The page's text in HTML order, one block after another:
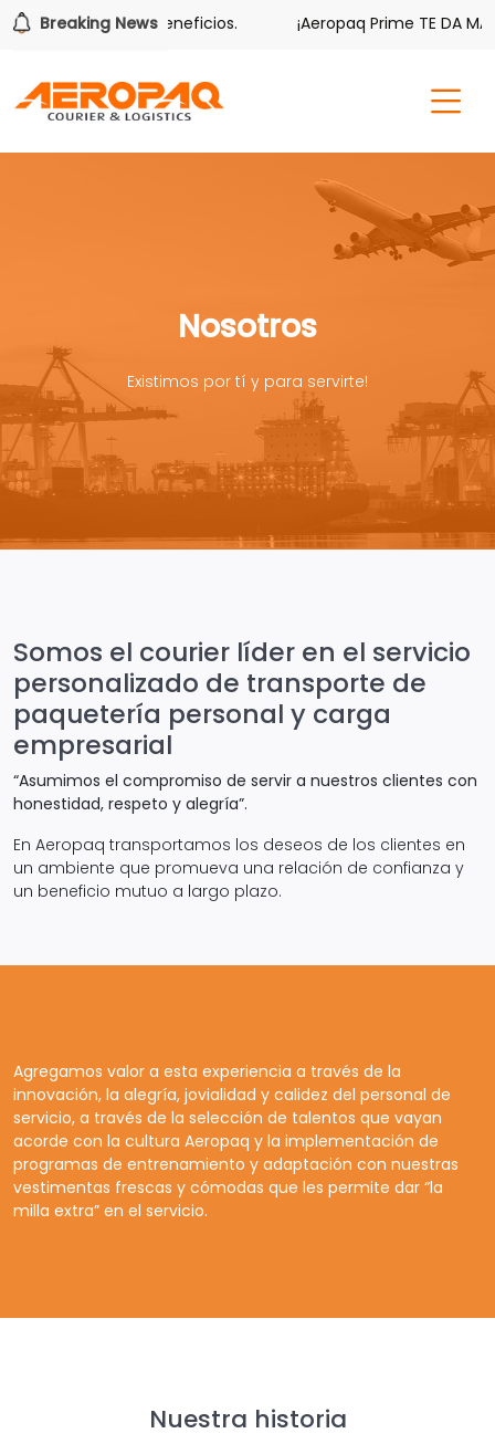
Breaking News
tiene sus beneficios. ¡Aeropaq Prime TE DA MÁS!
Nosotros
Existimos por tí y para servirte!
Somos el courier líder en el servicio
personalizado de transporte de
paquetería personal y carga
empresarial
“Asumimos el compromiso de servir a nuestros clientes con
honestidad, respeto y alegría”.
En Aeropaq transportamos los deseos de los clientes en
un ambiente que promueva una relación de confianza y
un beneficio mutuo a largo plazo.
Agregamos valor a esta experiencia a través de la
innovación, la alegría, jovialidad y calidez del personal de
servicio, a través de la selección de talentos que vayan
acorde con la cultura Aeropaq y la implementación de
programas de entrenamiento y adaptación con nuestras
vestimentas frescas y cómodas que les permite dar “la
milla extra” en el servicio.
Nuestra historia